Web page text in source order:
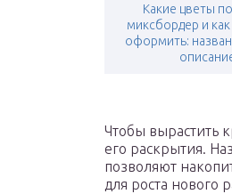
Какие цветы
миксбордер и
оформить:
Чтобы вырастить
его раскрытия.
позволяют
для роста нового